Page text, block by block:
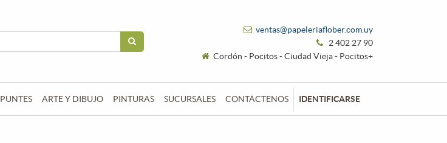
ventas@papeleriaflober.com.uy
2 402 27 90
Cordón - Pocitos - Ciudad Vieja - Pocitos+
ARTE Y DIBUJO PINTURAS SUCURSALES CONTÁCTENOS IDENTIFICARSE